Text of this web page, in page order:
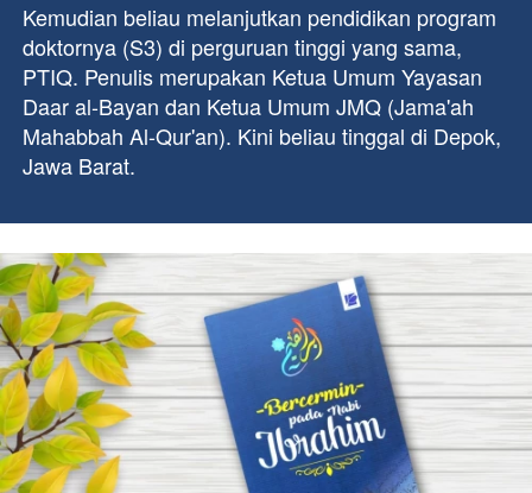
Kemudian beliau melanjutkan pendidikan program
doktornya (S3) di perguruan tinggi yang sama,
PTIQ. Penulis merupakan Ketua Umum Yayasan
Daar al-Bayan dan Ketua Umum JMQ (Jama'ah
Mahabbah Al-Qur'an). Kini beliau tinggal di Depok,
Jawa Barat.